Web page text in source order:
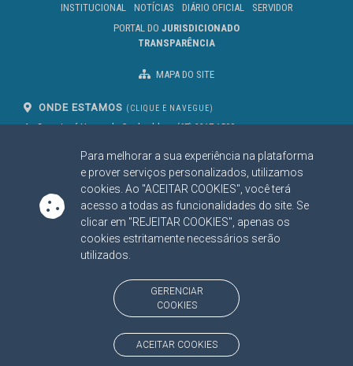
Para melhorar a sua experiência na plataforma
e prover serviços personalizados, utilizamos
cookies. Ao "ACEITAR COOKIES", você terá
acesso a todas as funcionalidades do site. Se
clicar em "REJEITAR COOKIES", apenas os
cookies estritamente necessários serão
utilizados.
GERENCIAR
COOKIES
ACEITAR COOKIES
INSTITUCIONAL NOTÍCIAS DIÁRIO OFICIAL
SERVIDOR
PORTAL DO JURISDICIONADO
TRANSPARÊNCIA
MAPA DO SITE
ONDE ESTAMOS (CLIQUE E NAVEGUE)
Av. Des. José Nunes da Cunha, bloco
Campo Grande/MS
CEP: 79031-310
(67) 3317-1500
SIGA NOSSAS REDES SOCIAIS
Linked InYoutube
Facebook
X
BAIXE NOSSO APLICATIVO